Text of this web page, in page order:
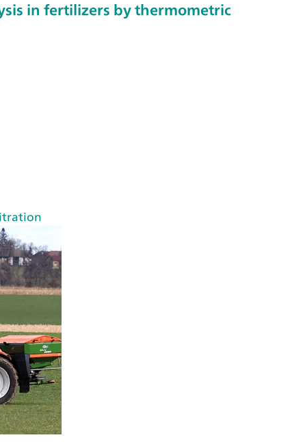
in fertilizers by thermometric